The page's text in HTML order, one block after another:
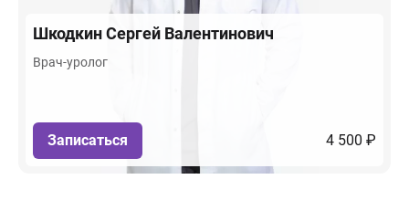
ШкодкинСергей Валентинович
Врач-уролог
Записаться 4 500 ₽